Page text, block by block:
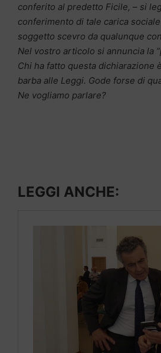
conferito al predetto Ficile, – si
conferimento di tale carica
soggetto scevro da qualunque
Nel vostro articolo si annuncia la
Chi ha fatto questa dichiarazione
barba alle Leggi. Gode forse di
Ne vogliamo parlare?
LEGGI ANCHE: